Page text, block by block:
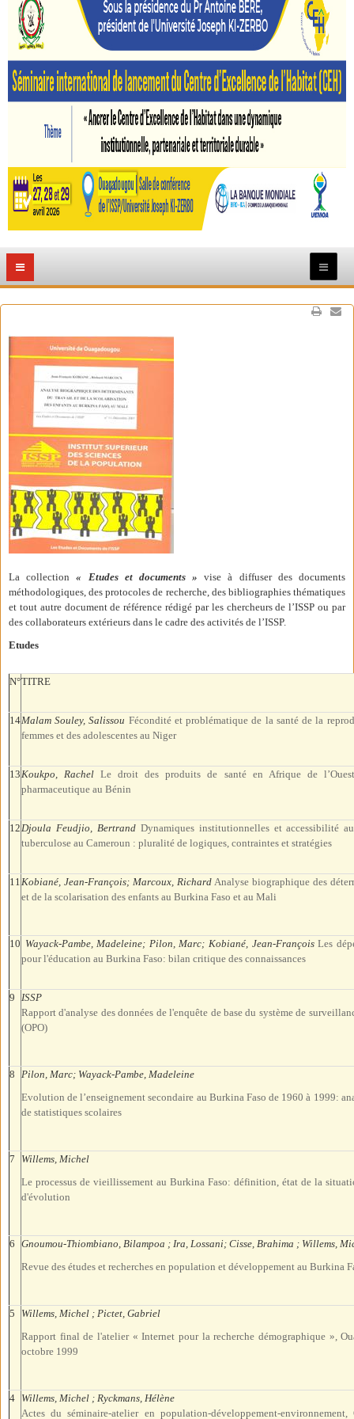
La collection« Etudes et documents » vise à diffuser des documents
méthodologiques, des protocoles de recherche, des bibliographies thématiques
et tout autre document de référence rédigé par les chercheurs de l’ISSP ou par
des collaborateurs extérieurs dans le cadre des activités de l’ISSP.
Etudes
N°TITRE
14Malam Souley, Salissou Fécondité et problématique de la santé de la
femmes et des adolescentes au Niger
13Koukpo, Rachel Le droit des produits de santé en Afrique de
pharmaceutique au Bénin
12Djoula Feudjio, Bertrand Dynamiques institutionnelles et accessibilité
tuberculose au Cameroun : pluralité de logiques, contraintes et stratégies
11Kobiané, Jean-François; Marcoux, Richard Analyse biographique des
et de la scolarisation des enfants au Burkina Faso et au Mali
10 Wayack-Pambe, Madeleine; Pilon, Marc; Kobiané, Jean-François Les
pour l'éducation au Burkina Faso: bilan critique des connaissances
9 ISSP
Rapport d'analyse des données de l'enquête de base du système de
(OPO)
8 Pilon, Marc; Wayack-Pambe, Madeleine
Evolution de l’enseignement secondaire au Burkina Faso de 1960 à 1999:
de statistiques scolaires
7
Willems, Michel
Le processus de vieillissement au Burkina Faso: définition, état de la
d'évolution
6 Gnoumou-Thiombiano, Bilampoa ; Ira, Lossani; Cisse, Brahima ; Willems,
Revue des études et recherches en population et développement au Burkina
5
Willems, Michel ; Pictet, Gabriel
Rapport final de l'atelier « Internet pour la recherche démographique »,
octobre 1999
4 Willems, Michel ; Ryckmans, Hélène
Actes du séminaire-atelier en population-développement-environnement,